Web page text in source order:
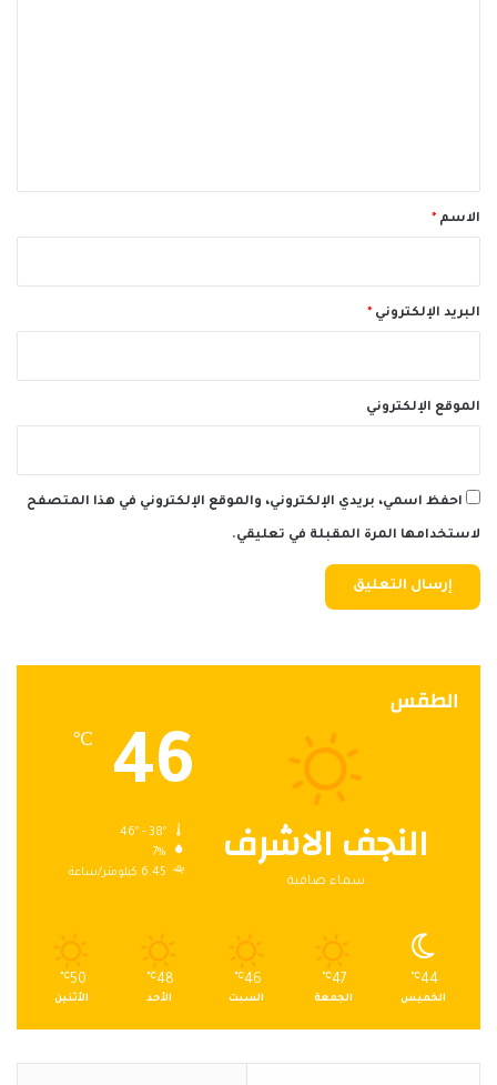
*الاسم *
البريد الإلكتروني *
الموقع الإلكتروني
احفظ اسمي، بريدي الإلكتروني، والموقع الإلكتروني في هذا المتصفح
لاستخدامها المرة المقبلة في تعليقي.
الطقس
النجف الاشرف
سماء صافية
46
℃
7%
6.45 كيلومتر/ساعة
44
℃
الخميس
47
℃
الجمعة
46
℃
السبت
48
℃
الأحد
50
℃
الأثنين